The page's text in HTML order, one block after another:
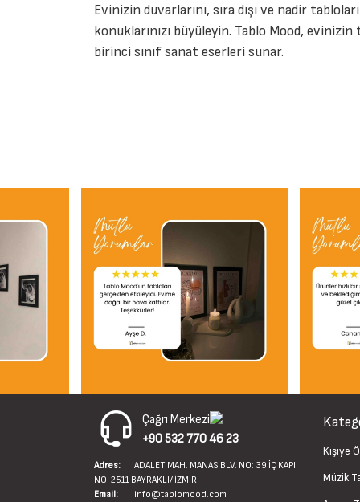
Evinizin duvarlarını, sıra dışı ve nadir
konuklarınızı büyüleyin. Tablo Mood, evinizin
birinci sınıf sanat eserleri sunar.
Çağrı Merkezi
+90 532 770 46 23
Adres:
ADALET MAH. MANAS BLV. NO: 39 İÇ KAPI
NO: 2511 BAYRAKLI/ İZMİR
Email:
info@tablomood.com
Kişiye
Müzik